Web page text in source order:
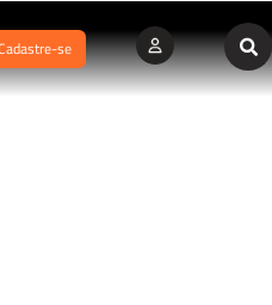
se
Aquático – SOBRASA